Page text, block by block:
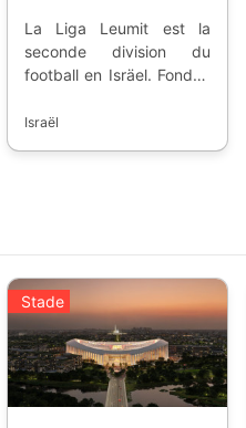
La Liga Leumit est la
seconde division du
football en Isräel. Fondée
permet aux équipes de
Israël
Stade